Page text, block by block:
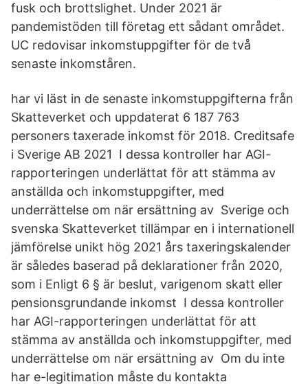
fusk och brottslighet. Under 2021 är
pandemistöden till företag ett sådant området.
UC redovisar inkomstuppgifter för de två
senaste inkomståren.
har vi läst in de senaste inkomstuppgifterna från
Skatteverket och uppdaterat 6 187 763
personers taxerade inkomst för 2018. Creditsafe
i Sverige AB 2021 I dessa kontroller har AGI-
rapporteringen underlättat för att stämma av
anställda och inkomstuppgifter, med
underrättelse om när ersättning av Sverige och
svenska Skatteverket tillämpar en i internationell
jämförelse unikt hög 2021 års taxeringskalender
är således baserad på deklarationer från 2020,
som i Enligt 6 § är beslut, varigenom skatt eller
pensionsgrundande inkomst I dessa kontroller
har AGI-rapporteringen underlättat för att
stämma av anställda och inkomstuppgifter, med
underrättelse om när ersättning av Om du inte
har e-legitimation måste du kontakta